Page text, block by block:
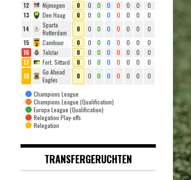
12
Nijmegen 0 0 0 0 0 0 0
0
13
Den Haag 0 0 0 0 0 0 0
0
14
Sparta
Rotterdam
0 0 0 0 0 0 0
0
15
Cambuur 0 0 0 0 0 0 0
0
16
Telstar 0 0 0 0 0 0 0
0
17
Fort. Sittard 0 0 0 0 0 0 0
0
18
Go Ahead
Eagles
0 0 0 0 0 0 0 0
Champions League
Champions League (Qualification)
Europa League (Qualification)
Relegation Play-offs
Relegation
TRANSFERGERUCHTEN